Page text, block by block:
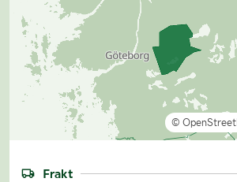
©
Frakt